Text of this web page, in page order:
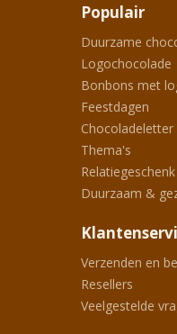
Populair
Duurzame
Logochocolade
Bonbons met
Feestdagen
Thema's
Relatiegeschenk
Duurzaam &
Verzenden en
Resellers
Veelgestelde